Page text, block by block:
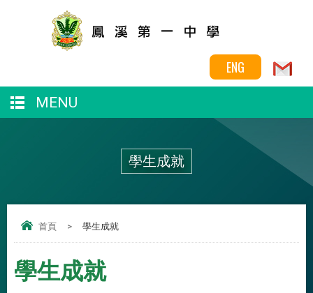
ENG
MENU
學生成就
首頁 > 學生成就
學生成就